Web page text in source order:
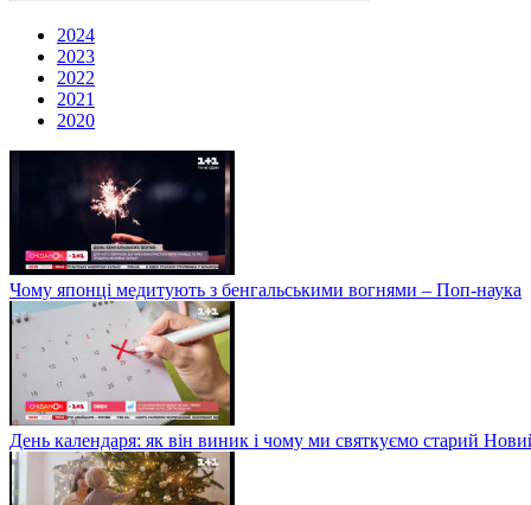
2024
2023
2022
2021
2020
Чому японці медитують з бенгальськими вогнями – Поп-наука
День календаря: як він виник і чому ми святкуємо старий